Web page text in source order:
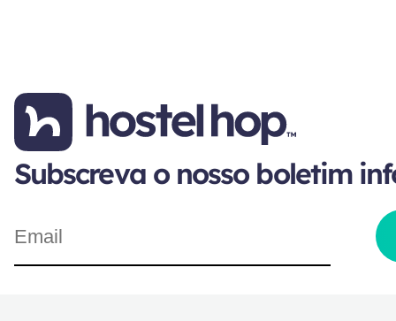
Subscreva o nosso boletim